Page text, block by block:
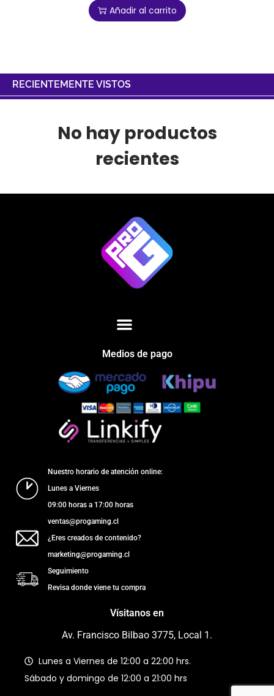
Añadir al carrito
RECIENTEMENTE VISTOS
No hay productos
recientes
Medios de pago
Nuestro horario de atención online:
Lunes a Viernes
09:00 horas a 17:00 horas
ventas@progaming.cl
¿Eres creados de contenido?
marketing@progaming.cl
Seguimiento
Revisa donde viene tu compra
Vísitanos en
Av. Francisco Bilbao 3775, Local 1.
Lunes a Viernes de 12:00 a 22:00 hrs.
Sábado y domingo de 12:00 a 21:00 hrs